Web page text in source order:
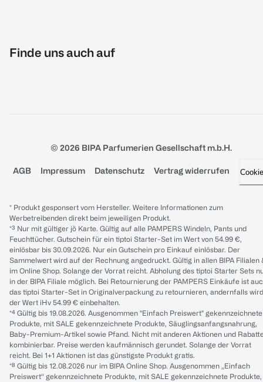
Finde uns auch auf
© 2026 BIPA Parfumerien Gesellschaft m.b.H.
AGB Impressum Datenschutz Vertrag widerrufen
* Produkt gesponsert vom Hersteller. Weitere Informationen zum
Werbetreibenden direkt beim jeweiligen Produkt.
*³ Nur mit gültiger jö Karte. Gültig auf alle PAMPERS Windeln, Pants und
Feuchttücher. Gutschein für ein tiptoi Starter-Set im Wert von 54.99 €,
einlösbar bis 30.09.2026. Nur ein Gutschein pro Einkauf einlösbar. Der
Sammelwert wird auf der Rechnung angedruckt. Gültig in allen BIPA Filialen
im Online Shop. Solange der Vorrat reicht. Abholung des tiptoi Starter Sets
in der BIPA Filiale möglich. Bei Retournierung der PAMPERS Einkäufe ist
das tiptoi Starter-Set in Originalverpackung zu retournieren, andernfalls wird
der Wert iHv 54.99 € einbehalten.
*⁴ Gültig bis 19.08.2026. Ausgenommen "Einfach Preiswert" gekennzeichnete
Produkte, mit SALE gekennzeichnete Produkte, Säuglingsanfangsnahrung,
Baby-Premium-Artikel sowie Pfand. Nicht mit anderen Aktionen und
kombinierbar. Preise werden kaufmännisch gerundet. Solange der Vorrat
reicht. Bei 1+1 Aktionen ist das günstigste Produkt gratis.
*⁸ Gültig bis 12.08.2026 nur im BIPA Online Shop. Ausgenommen „Einfach
Preiswert“ gekennzeichnete Produkte, mit SALE gekennzeichnete Produkte,